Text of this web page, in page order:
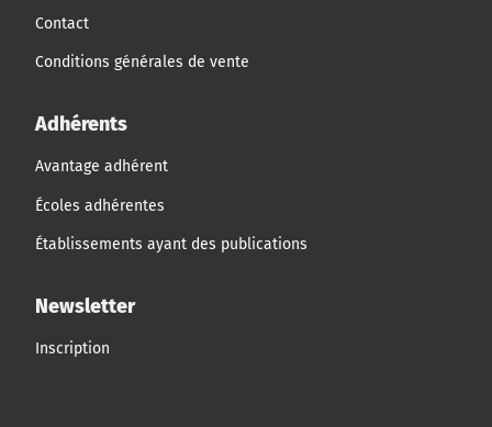
Contact
Conditions générales de vente
Adhérents
Avantage adhérent
Écoles adhérentes
Établissements ayant des publications
Newsletter
Inscription